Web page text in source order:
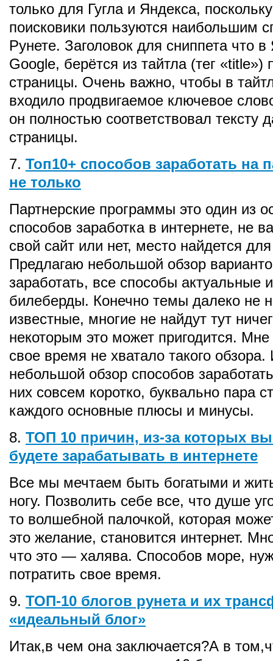
только для Гугла и Яндекса,
поисковики пользуются наибольшим
Рунете. Заголовок для сниппета что
Google, берётся из тайтла (тег «title»)
страницы. Очень важно, чтобы в
входило продвигаемое ключевое
он полностью соответствовал тексту
страницы.
7. Топ10+ способов заработать на
не только
Партнерские программы это один из
способов заработка в интернете, не
свой сайт или нет, место найдется
Предлагаю небольшой обзор
заработать, все способы актуальные
билеберды. Конечно темы далеко не
известные, многие не найдут тут
некоторым это может пригодится.
свое время не хватало такого обзора.
небольшой обзор способов
них совсем коротко, буквально пара
каждого основные плюсы и минусы.
8. ТОП 10 причин, из-за которых вы
будете зарабатывать в интернете
Все мы мечтаем быть богатыми и
ногу. Позволить себе все, что душе
то волшебной палочкой, которая
это желание, становится интернет.
что это — халява. Способов море,
потратить свое время.
9. ТОП-10 блогов рунета и их
«идеальный блог»
Итак,в чем она заключается?А в